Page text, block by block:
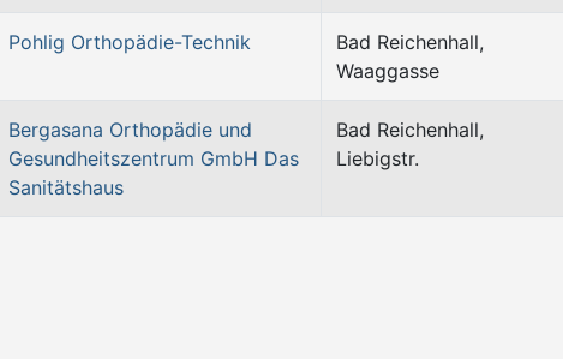
Pohlig Orthopädie-Technik
Bad Reichenhall,
Waaggasse
Bergasana Orthopädie und
Gesundheitszentrum GmbH Das
Sanitätshaus
Bad Reichenhall,
Liebigstr.